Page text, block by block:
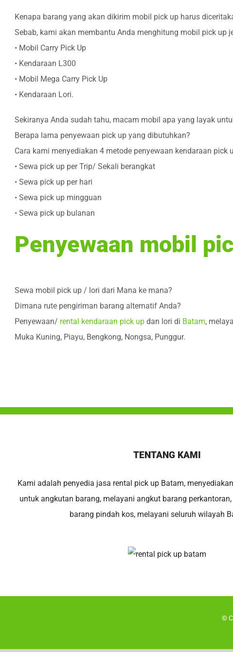
Kenapa barang yang akan dikirim mobil pick up harus
Sebab, kami akan membantu Anda menghitung mobil pick
• Mobil Carry Pick Up
• Kendaraan L300
• Mobil Mega Carry Pick Up
• Kendaraan Lori.
Sekiranya Anda sudah tahu, macam mobil apa yang layak
Berapa lama penyewaan pick up yang dibutuhkan?
Cara kami menyediakan 4 metode penyewaan kendaraan
• Sewa pick up per Trip/ Sekali berangkat
• Sewa pick up per hari
• Sewa pick up mingguan
• Sewa pick up bulanan
Penyewaan mobil
Sewa mobil pick up / lori dari Mana ke mana?
Dimana rute pengiriman barang alternatif Anda?
Penyewaan/ rental kendaraan pick up dan lori di Batam,
Muka Kuning, Piayu, Bengkong, Nongsa, Punggur.
TENTANG KAMI
Kami adalah penyedia jasa rental pick up Batam,
untuk angkutan barang, melayani angkut barang
barang pindah kos, melayani seluruh wilayah
©